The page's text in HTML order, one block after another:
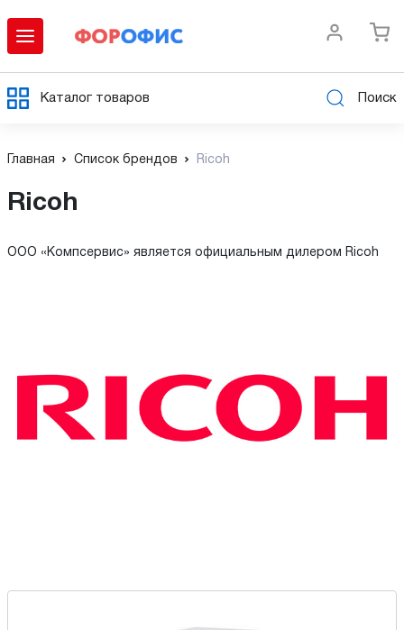
Каталог товаров Поиск
Главная Список брендов Ricoh
Ricoh
ООО «Компсервис» является официальным дилером Ricoh